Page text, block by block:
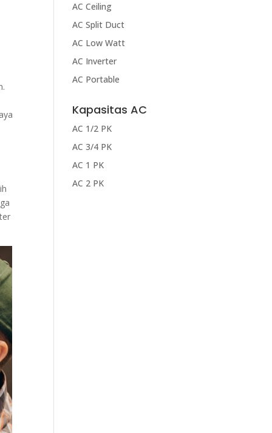
AC Ceiling
AC Split Duct
AC Low Watt
AC Inverter
AC Portable
Kapasitas AC
AC 1/2 PK
AC 3/4 PK
AC 1 PK
AC 2 PK